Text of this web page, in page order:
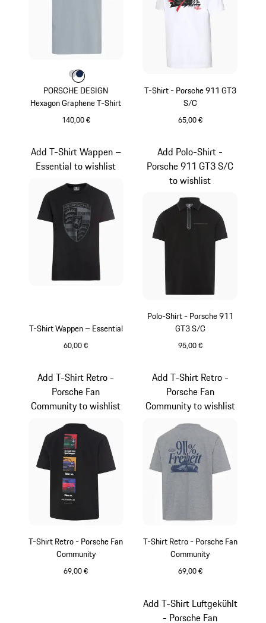
PORSCHE DESIGN
Hexagon Graphene T-Shirt
140,00 €
Farbe
FarbeFarbe
T-Shirt - Porsche 911 GT3
S/C
65,00 €
T-Shirt Wappen – Essential
60,00 €
Add T-Shirt Wappen –
Essential to wishlist
Polo-Shirt - Porsche 911
GT3 S/C
95,00 €
Add Polo-Shirt -
Porsche 911 GT3 S/C
to wishlist
T-Shirt Retro - Porsche Fan
Community
69,00 €
Add T-Shirt Retro -
Porsche Fan
Community to wishlist
T-Shirt Retro - Porsche Fan
Community
69,00 €
Add T-Shirt Retro -
Porsche Fan
Community to wishlist
Add T-Shirt Luftgekühlt
- Porsche Fan